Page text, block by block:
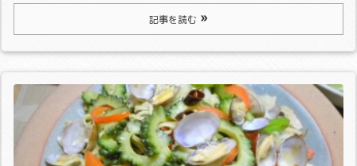
記事を読む